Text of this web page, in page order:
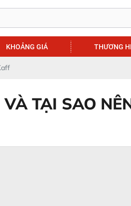
KHOẢNG GIÁ THƯƠNG
TẠI SAO